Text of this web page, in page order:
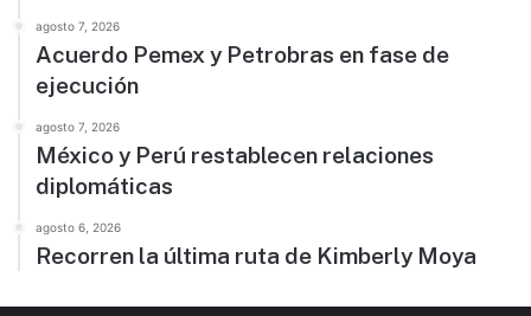
agosto 7, 2026
Acuerdo Pemex y Petrobras en fase de
ejecución
agosto 7, 2026
México y Perú restablecen relaciones
diplomáticas
agosto 6, 2026
Recorren la última ruta de Kimberly Moya